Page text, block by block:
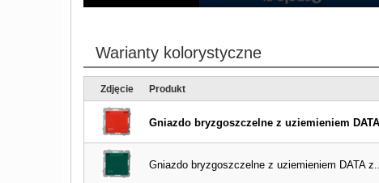
Warianty kolorystyczne
Zdjęcie Produkt
Gniazdo bryzgoszczelne z uziemieniem
Gniazdo bryzgoszczelne z uziemieniem DATA